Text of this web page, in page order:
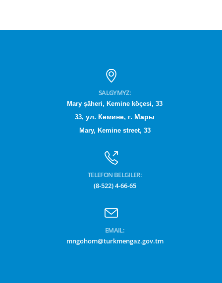
SALGYMYZ:
Mary şäheri, Kemine köçesi, 33
33, ул. Кемине, г. Мары
Mary, Kemine street, 33
TELEFON BELGILER:
(8-522) 4-66-65
EMAIL:
mngohom@turkmengaz.gov.tm